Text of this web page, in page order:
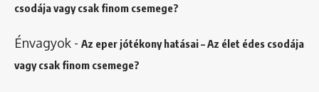
csodája vagy csak finom csemege?
Énvagyok - Az eper jótékony hatásai – Az élet édes csodája
vagy csak finom csemege?